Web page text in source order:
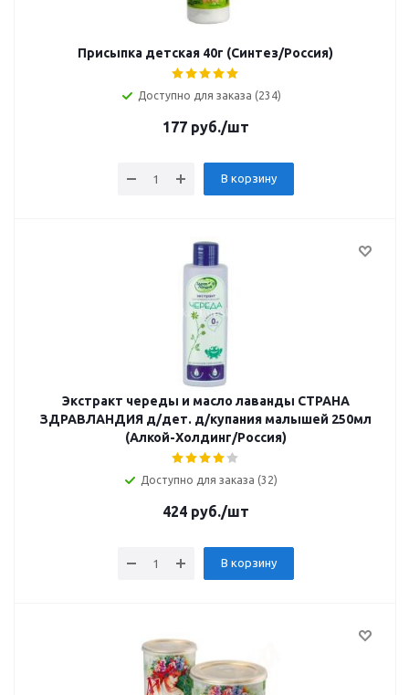
Присыпка детская 40г (Синтез/Россия)
Доступно для заказа (234)
177руб./шт
В корзину
Экстракт череды и масло лаванды СТРАНА
ЗДРАВЛАНДИЯ д/дет. д/купания малышей 250мл
(Алкой-Холдинг/Россия)
Доступно для заказа (32)
424руб./шт
В корзину